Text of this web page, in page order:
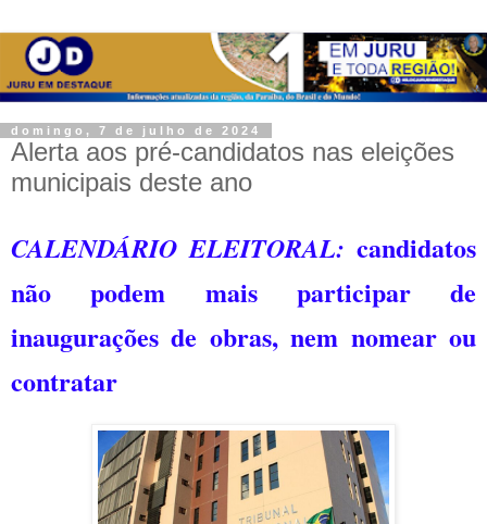
domingo, 7 de julho de 2024
Alerta aos pré-candidatos nas eleições
municipais deste ano
CALENDÁRIO ELEITORAL: candidatos
não podem mais participar de
inaugurações de obras, nem nomear ou
contratar